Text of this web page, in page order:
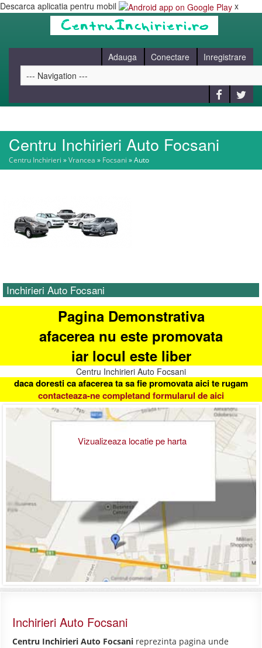
Descarca aplicatia pentru mobil x
Adauga Conectare Inregistrare
HOME
BLOG
Centru Inchirieri Auto Focsani
Centru Inchirieri »Vrancea » Focsani »Auto
Inchirieri Auto Focsani
Pagina Demonstrativa
afacerea nu este promovata
iar locul este liber
Centru Inchirieri Auto Focsani
daca doresti ca afacerea ta sa fie promovata aici te rugam
contacteaza-ne completand formularul de aici
Vizualizeaza locatie pe harta
Inchirieri Auto Focsani
Centru Inchirieri Auto Focsani reprezinta pagina unde